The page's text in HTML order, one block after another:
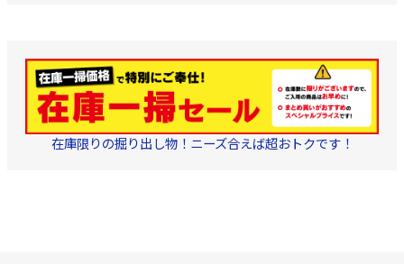
在庫限りの掘り出し物！ニーズ合えば超おトクです！